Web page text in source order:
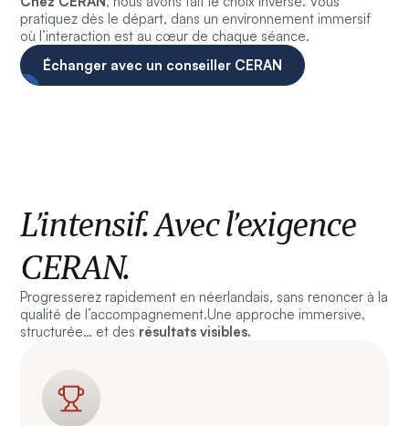
pratiquez dès le départ, dans un environnement immersif
où l’interaction est au cœur de chaque séance.
Échanger avec un conseiller CERAN
L’intensif. Avec l’exigence
CERAN.
Progresserez rapidement en néerlandais, sans renoncer à la
qualité de l’accompagnement.Une approche immersive,
structurée… et des résultats visibles.